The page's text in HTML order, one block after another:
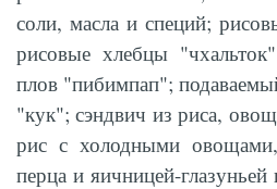
соли, масла и специй;
рисовые хлебцы
плов "пибимпап";
"кук"; сэндвич из риса,
рис с холодными
перца и яичницей-